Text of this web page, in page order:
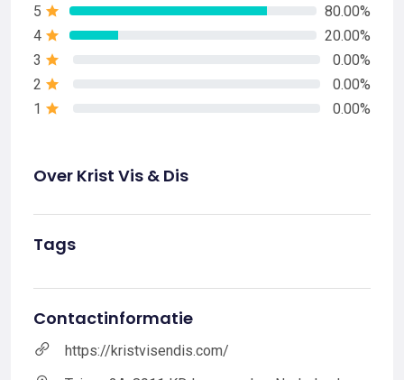
5
80.00%
4
20.00%
3
0.00%
2
0.00%
1
0.00%
Over Krist Vis & Dis
Tags
Contactinformatie
https://kristvisendis.com/